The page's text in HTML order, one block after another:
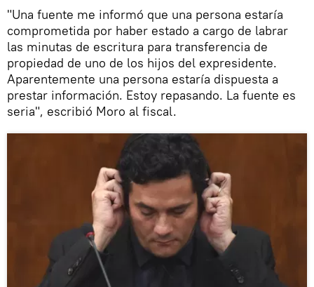
"Una fuente me informó que una persona estaría
comprometida por haber estado a cargo de labrar
las minutas de escritura para transferencia de
propiedad de uno de los hijos del expresidente.
Aparentemente una persona estaría dispuesta a
prestar información. Estoy repasando. La fuente es
seria", escribió Moro al fiscal.